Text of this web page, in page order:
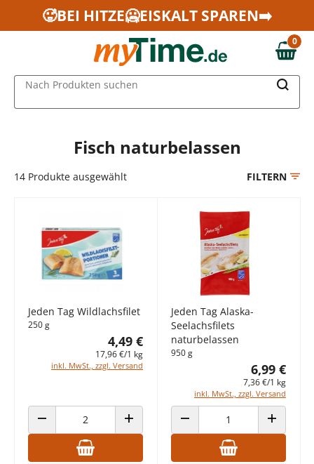
Zum Hauptinhalt springen
Zur Navigation springen
Zur Suche springen
🥵BEI HITZE🥶EISKALT SPAREN➡️
0,00 €
0
Nach Produkten suchen
Fisch naturbelassen
14 Produkte ausgewählt FILTERN
Jeden Tag Wildlachsfilet
250 g
4,49 €
17,96 €/1 kg
inkl. MwSt., zzgl. Versand
ANZAHL VERRINGERN ANZAHL ERHÖHEN
Jeden Tag Alaska-
Seelachsfilets
naturbelassen
950 g
6,99 €
7,36 €/1 kg
inkl. MwSt., zzgl. Versand
ANZAHL VERRINGERN ANZAHL